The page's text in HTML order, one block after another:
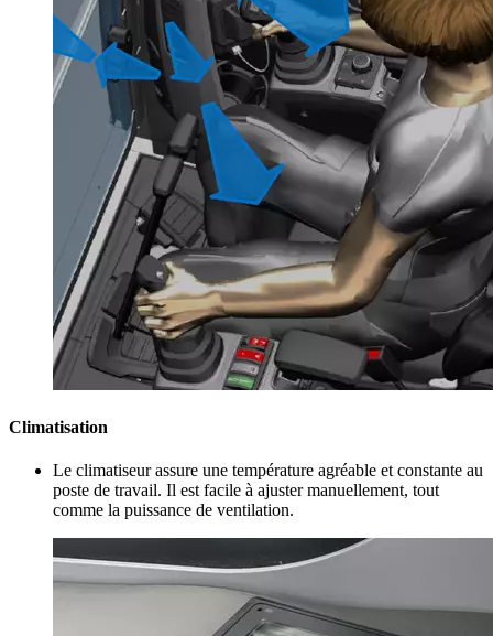
Climatisation
Le climatiseur assure une température agréable et constante au
poste de travail. Il est facile à ajuster manuellement, tout
comme la puissance de ventilation.